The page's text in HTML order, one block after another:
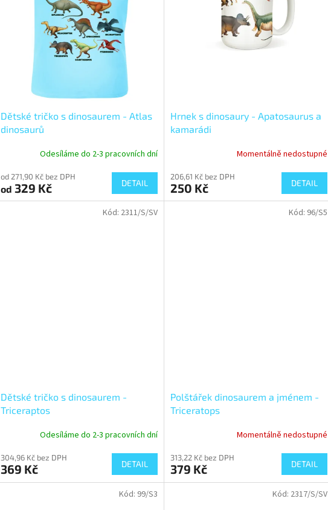
Dětské tričko s dinosaurem - Atlas
dinosaurů
Odesíláme do 2-3 pracovních dní
od 271,90 Kč bez DPH
od 329 Kč DETAIL
Hrnek s dinosaury - Apatosaurus a
kamarádi
Momentálně nedostupné
206,61 Kč bez DPH
250 Kč DETAIL
Dětské tričko s dinosaurem -
Triceraptos
Odesíláme do 2-3 pracovních dní
304,96 Kč bez DPH
369 Kč DETAIL
Kód: 2311/S/SV
Polštářek dinosaurem a jménem -
Triceratops
Momentálně nedostupné
313,22 Kč bez DPH
379 Kč DETAIL
Kód: 96/S5
Kód: 99/S3 Kód: 2317/S/SV